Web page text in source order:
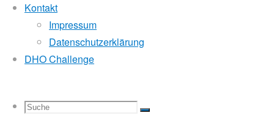
Kontakt
Impressum
Datenschutzerklärung
DHO Challenge
Suche
Suchen
Suche
2017
Wanderfahrt
Bei
Sternfahrten Archiv
Ruderlinks-
Impressum-
nach: